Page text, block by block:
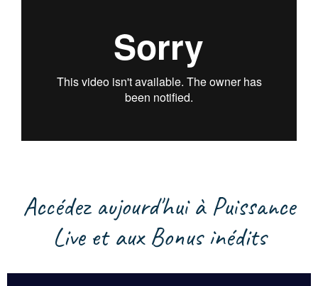
Accédez aujourd'hui à Puissance
Live et aux Bonus inédits